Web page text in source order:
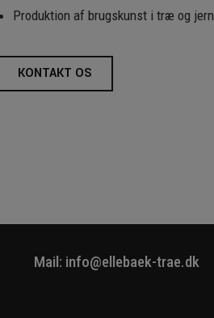
Produktion af brugskunst i træ og jern
KONTAKT OS
Mail: info@ellebaek-trae.dk